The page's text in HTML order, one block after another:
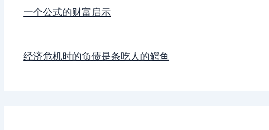
一个公式的财富启示
经济危机时的负债是条吃人的鳄鱼